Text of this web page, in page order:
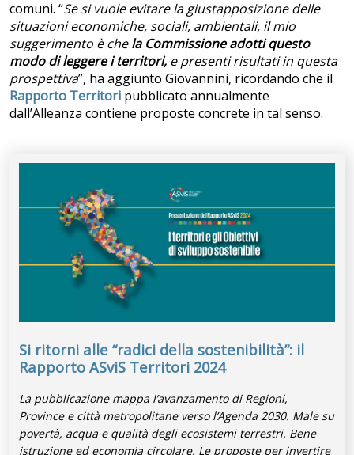
comuni. “Se si vuole evitare la giustapposizione delle
situazioni economiche, sociali, ambientali, il mio
suggerimento è chela Commissione adotti questo
modo di leggere i territori, e presenti risultati in questa
prospettiva”, ha aggiunto Giovannini, ricordando che il
Rapporto Territori pubblicato annualmente
dall’Alleanza contiene proposte concrete in tal senso.
Si ritorni alle “radici della sostenibilità”: il
Rapporto ASviS Territori 2024
La pubblicazione mappa l’avanzamento di Regioni,
Province e città metropolitane verso l’Agenda 2030. Male su
povertà, acqua e qualità degli ecosistemi terrestri. Bene
istruzione ed economia circolare. Le proposte per invertire